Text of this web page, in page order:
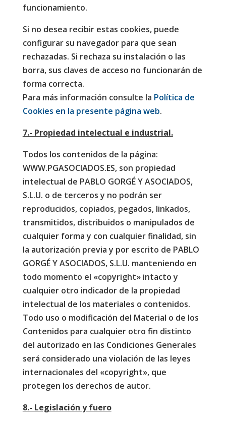
funcionamiento.
Si no desea recibir estas cookies, puede
configurar su navegador para que sean
rechazadas. Si rechaza su instalación o las
borra, sus claves de acceso no funcionarán de
forma correcta.
Para más información consulte la Política de
Cookies en la presente página web.
7.- Propiedad intelectual e industrial.
Todos los contenidos de la página:
WWW.PGASOCIADOS.ES, son propiedad
intelectual de PABLO GORGÉ Y ASOCIADOS,
S.L.U. o de terceros y no podrán ser
reproducidos, copiados, pegados, linkados,
transmitidos, distribuidos o manipulados de
cualquier forma y con cualquier finalidad, sin
la autorización previa y por escrito de PABLO
GORGÉ Y ASOCIADOS, S.L.U. manteniendo en
todo momento el «copyright» intacto y
cualquier otro indicador de la propiedad
intelectual de los materiales o contenidos.
Todo uso o modificación del Material o de los
Contenidos para cualquier otro fin distinto
del autorizado en las Condiciones Generales
será considerado una violación de las leyes
internacionales del «copyright», que
protegen los derechos de autor.
8.- Legislación y fuero